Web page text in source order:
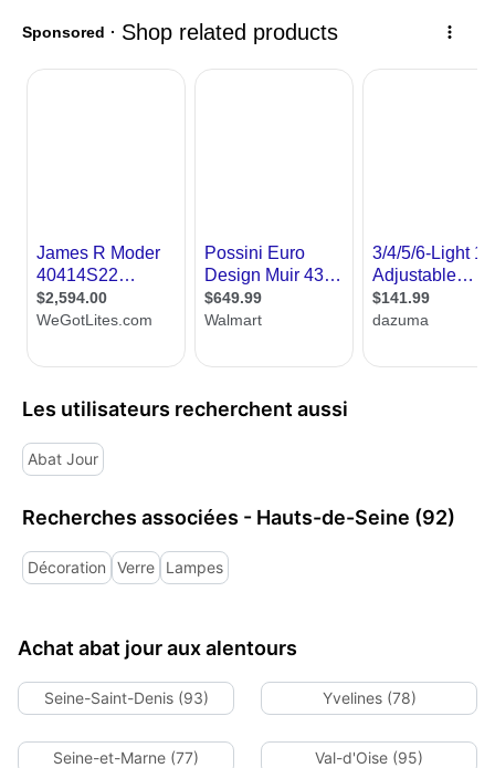
Les utilisateurs recherchent aussi
Abat Jour
Recherches associées - Hauts-de-Seine (92)
Décoration Verre Lampes
Achat abat jour aux alentours
Seine-Saint-Denis (93) Yvelines (78)
Seine-et-Marne (77) Val-d'Oise (95)